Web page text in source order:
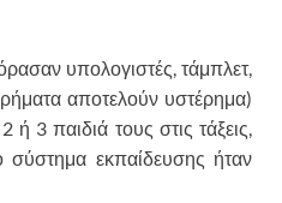
υπολογιστές, τάμπλετ,
αποτελούν υστέρημα)
3 παιδιά τους στις τάξεις,
σύστημα εκπαίδευσης ήταν